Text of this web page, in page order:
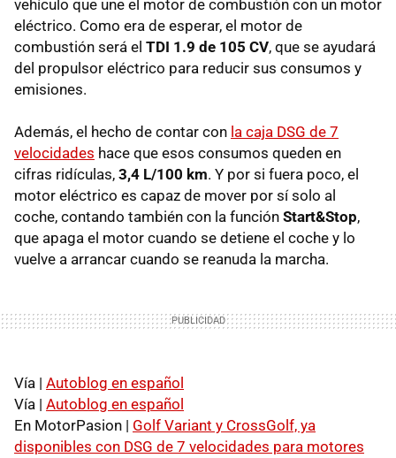
vehículo que une el motor de combustión con un motor
eléctrico. Como era de esperar, el motor de
combustión será el TDI 1.9 de 105 CV, que se ayudará
del propulsor eléctrico para reducir sus consumos y
emisiones.
Además, el hecho de contar con la caja DSG de 7
velocidades hace que esos consumos queden en
cifras ridículas, 3,4 L/100 km. Y por si fuera poco, el
motor eléctrico es capaz de mover por sí solo al
coche, contando también con la función Start&Stop,
que apaga el motor cuando se detiene el coche y lo
vuelve a arrancar cuando se reanuda la marcha.
Vía | Autoblog en español
Vía | Autoblog en español
En MotorPasion | Golf Variant y CrossGolf, ya
disponibles con DSG de 7 velocidades para motores